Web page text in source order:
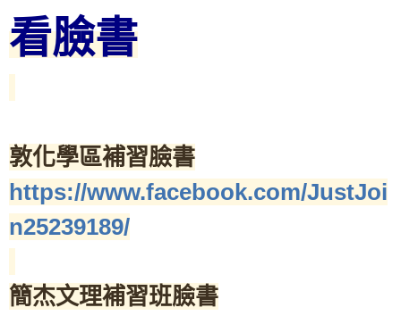
看臉書
敦化學區補習臉書
https://www.facebook.com/JustJoi
n25239189/
簡杰文理補習班臉書